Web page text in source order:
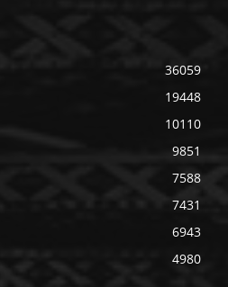
36059
19448
10110
9851
7588
7431
6943
4980